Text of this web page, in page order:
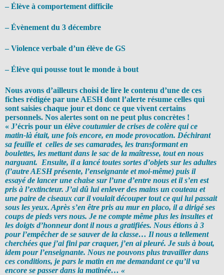
– Élève à comportement difficile
– Évènement du 3 décembre
– Violence verbale d’un élève de GS
– Élève qui pousse tout le monde à bout
Nous avons d’ailleurs choisi de lire le contenu d’une de ces
fiches rédigée par une AESH dont l’alerte résume celles qui
sont saisies chaque jour et donc ce que vivent certains
personnels. Nos alertes sont on ne peut plus concrètes !
« J’écris pour un élève coutumier de crises de colère qui ce
matin-là était, une fois encore, en mode provocation. Déchirant
sa feuille et celles de ses camarades, les transformant en
boulettes, les mettant dans le sac de la maîtresse, tout en nous
narguant. Ensuite, il a lancé toutes sortes d’objets sur les adultes
(l’autre AESH présente, l’enseignante et moi-même) puis il
essayé de lancer une chaise sur l’une d’entre nous et il s’en est
pris à l’extincteur. J’ai dû lui enlever des mains un couteau et
une paire de ciseaux car il voulait découper tout ce qui lui passait
sous les yeux. Après s’en être pris au mur en placo, il a dirigé ses
coups de pieds vers nous. Je ne compte même plus les insultes et
les doigts d’honneur dont il nous a gratifiées. Nous étions à 3
pour l’empêcher de se sauver de la classe… Il nous a tellement
cherchées que j’ai fini par craquer, j’en ai pleuré. Je suis à bout,
idem pour l’enseignante. Nous ne pouvons plus travailler dans
ces conditions, je pars le matin en me demandant ce qu’il va
encore se passer dans la matinée… «